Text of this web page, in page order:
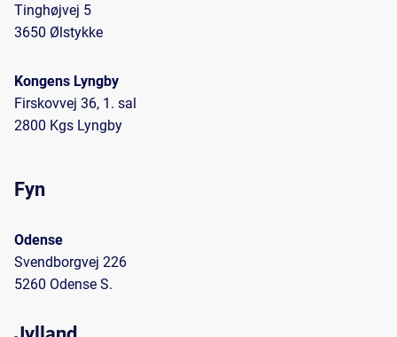
Tinghøjvej 5
3650 Ølstykke
Kongens Lyngby
Firskovvej 36, 1. sal
2800 Kgs Lyngby
Fyn
Odense
Svendborgvej 226
5260 Odense S.